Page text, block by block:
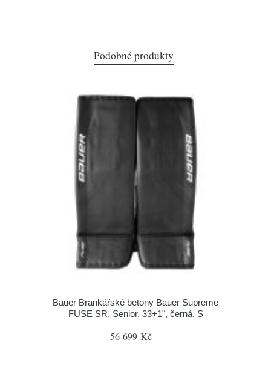
Podobné produkty
Bauer Brankářské betony Bauer Supreme
FUSE SR, Senior, 33+1", černá, S
56 699 Kč